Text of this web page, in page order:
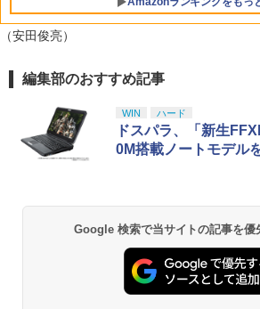
SG
1
【純正品】Xbox ワ
￥8,300
ラー (ロボット ホ
1
劇場版「鬼滅の刃」
￥3,982
2
劇場版「鬼滅の刃
窩座再来 通常版
（安田俊亮）
編集部のおすすめ記事
WIN ハード
ドスパラ、「新生
0M搭載ノートモデル
Google 検索で当サイトの記事を優